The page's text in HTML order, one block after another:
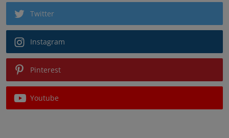
Twitter
Instagram
Pinterest
Youtube